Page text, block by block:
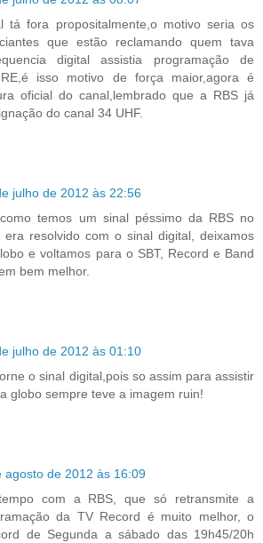
tá fora propositalmente,o motivo seria os
que estão reclamando quem tava
digital assistia programação de
isso motivo de força maior,agora é
oficial do canal,lembrado que a RBS já
do canal 34 UHF.
julho de 2012 às 22:56
temos um sinal péssimo da RBS no
era resolvido com o sinal digital, deixamos
e voltamos para o SBT, Record e Band
bem melhor.
julho de 2012 às 01:10
o sinal digital,pois so assim para assistir
globo sempre teve a imagem ruin!
agosto de 2012 às 16:09
com a RBS, que só retransmite a
da TV Record é muito melhor, o
de Segunda a sábado das 19h45/20h